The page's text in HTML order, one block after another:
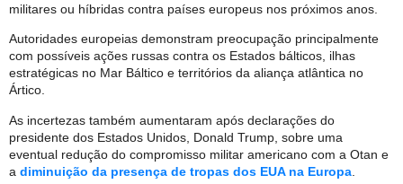
militares ou híbridas contra países europeus nos próximos anos.
Autoridades europeias demonstram preocupação principalmente
com possíveis ações russas contra os Estados bálticos, ilhas
estratégicas no Mar Báltico e territórios da aliança atlântica no
Ártico.
As incertezas também aumentaram após declarações do
presidente dos Estados Unidos, Donald Trump, sobre uma
eventual redução do compromisso militar americano com a Otan e
a diminuição da presença de tropas dos EUA na Europa